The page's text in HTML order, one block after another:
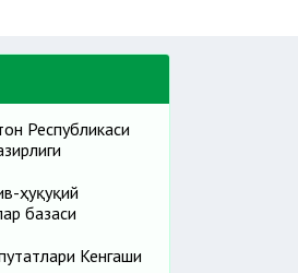
Республикаси
ҳуқуқий
базаси
Кенгаши